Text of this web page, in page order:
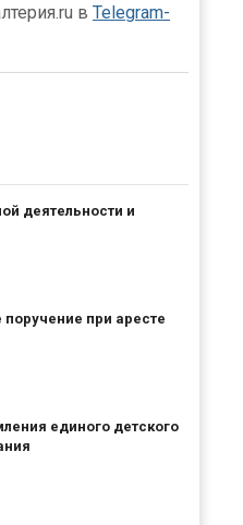
в Telegram-
деятельности и
поручение при аресте
единого детского